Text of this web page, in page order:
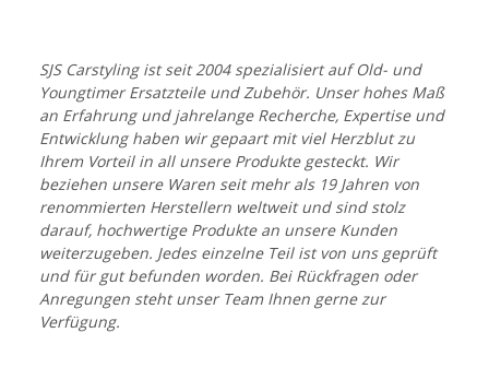
SJS Carstyling ist seit 2004 spezialisiert auf Old- und
Youngtimer Ersatzteile und Zubehör. Unser hohes Maß
an Erfahrung und jahrelange Recherche, Expertise und
Entwicklung haben wir gepaart mit viel Herzblut zu
Ihrem Vorteil in all unsere Produkte gesteckt. Wir
beziehen unsere Waren seit mehr als 19 Jahren von
renommierten Herstellern weltweit und sind stolz
darauf, hochwertige Produkte an unsere Kunden
weiterzugeben. Jedes einzelne Teil ist von uns geprüft
und für gut befunden worden. Bei Rückfragen oder
Anregungen steht unser Team Ihnen gerne zur
Verfügung.